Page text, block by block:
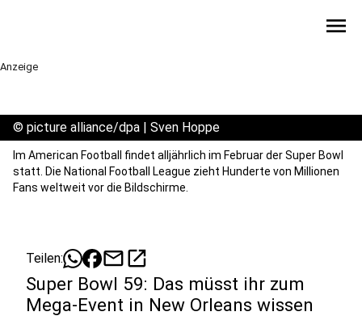
menu
Anzeige
© picture alliance/dpa | Sven Hoppe
Im American Football findet alljährlich im Februar der Super Bowl
statt. Die National Football League zieht Hunderte von Millionen
Fans weltweit vor die Bildschirme.
Teilen: mailopen_in_new
Super Bowl 59: Das müsst ihr zum
Mega-Event in New Orleans wissen